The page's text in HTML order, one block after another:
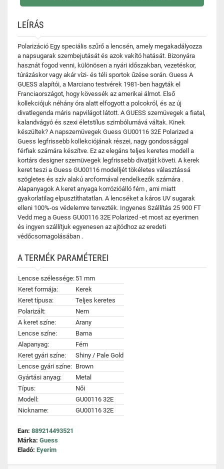
LEÍRÁS
Polarizáció Egy speciális szűrő a lencsén, amely megakadályozza
a napsugarak szembejutását és azok vakító hatását. Bizonyára
hasznát fogod venni, különösen a nyári időszakban, vezetéskor,
túrázáskor vagy akár vízi- és téli sportok űzése során. Guess A
GUESS alapítói, a Marciano testvérek 1981-ben hagyták el
Franciaországot, hogy kövessék az amerikai álmot. Első
kollekciójuk néhány óra alatt elfogyott a polcokról, és az új
divatlegenda máris napvilágot látott. A GUESS szemüvegek a fiatal,
kalandvágyó és szexi életstílus szimbólumává váltak. Kinek
készültek? A napszemüvegek Guess GU00116 32E Polarized a
Guess legfrissebb kollekciójának részei, nagy gondossággal
férfiak számára készítve. Ez az elegáns teljes keretes modell a
kortárs designer szemüvegek legfrissebb divatját követi. A kerek
keret teszi a Guess GU00116 modelljét tökéletes választássá
szögletes és szív alakú arcformával rendelkezők számára .
Alapanyagok A keret anyaga korrózióálló fém , ami miatt
gyakorlatilag elpusztíthatatlan. A lencséket a káros UV sugarak
elleni 100%-os védelemre tervezték. Ingyenes Szállítás 25 900 FT
Vedd meg a Guess GU00116 32E Polarized -et most az eyerimen
és ingyen szállítjuk egyenesen az ajtódhoz az eredeti
védőcsomagolásában .
A TERMÉK PARAMÉTEREI
Lencse szélessége: 51 mm
Keret formája:
Kerek
Keret típusa:
Teljes keretes
Polarizált:
Nem
A keret színe:
Arany
Lencse színe:
Barna
Alapanyag:
Fém
Keret gyári színe:
Shiny / Pale Gold
Lencse gyári színe: Brown
Gyártási anyag:
Metal
Típus:
Női
Modell:
GU00116 32E
Nickname:
GU00116 32E
Ean: 889214493521
Márka: Guess
Eladó: Eyerim